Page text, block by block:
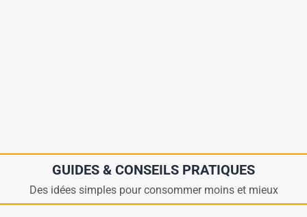
GUIDES & CONSEILS PRATIQUES
Des idées simples pour consommer moins et mieux